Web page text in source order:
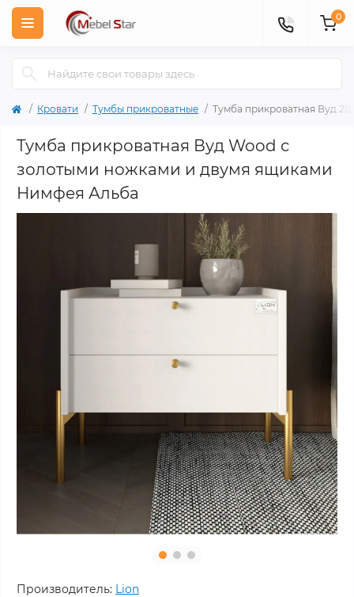
0
Кровати Тумбы прикроватные Тумба прикроватная Вуд
Тумба прикроватная Вуд Wood с
золотыми ножками и двумя ящиками
Нимфея Альба
Производитель: Lion